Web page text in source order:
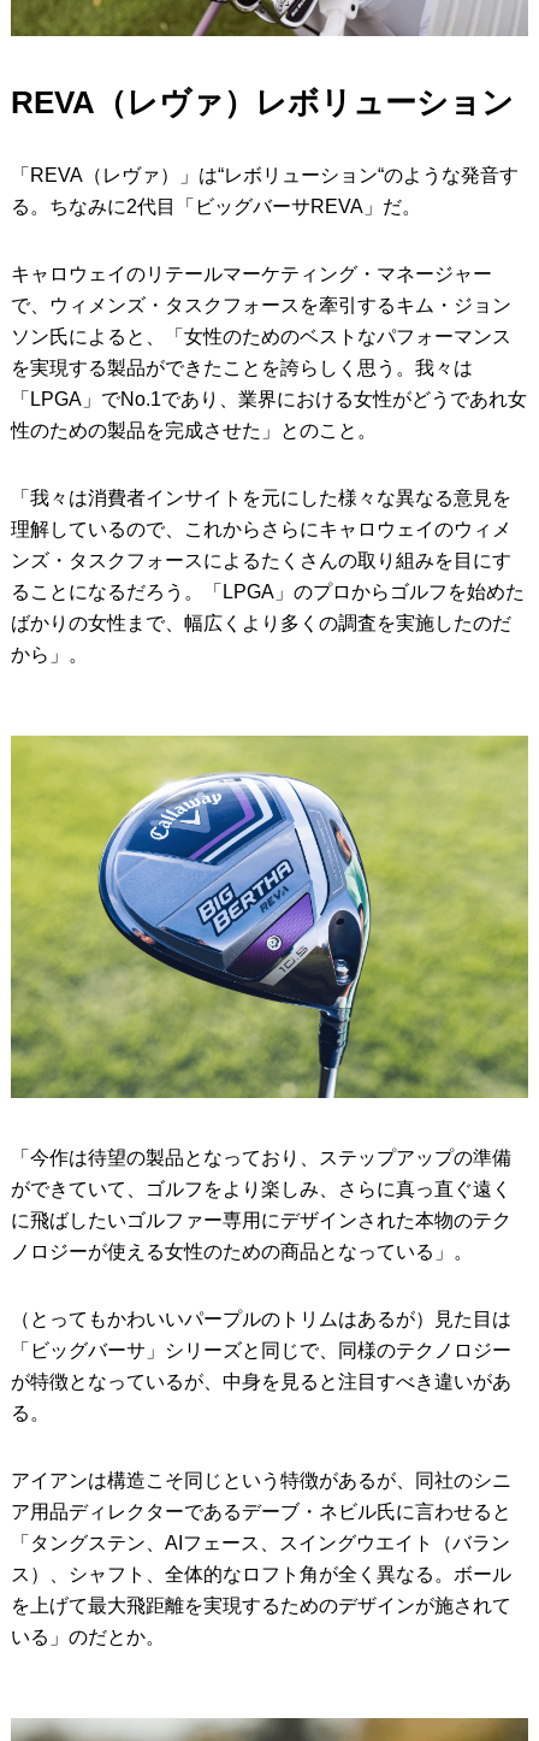
REVA（レヴァ）レボリューション
「REVA（レヴァ）」は“レボリューション“のような発音す
る。ちなみに2代目「ビッグバーサREVA」だ。
キャロウェイのリテールマーケティング・マネージャー
で、ウィメンズ・タスクフォースを牽引するキム・ジョン
ソン氏によると、「女性のためのベストなパフォーマンス
を実現する製品ができたことを誇らしく思う。我々は
「LPGA」でNo.1であり、業界における女性がどうであれ女
性のための製品を完成させた」とのこと。
「我々は消費者インサイトを元にした様々な異なる意見を
理解しているので、これからさらにキャロウェイのウィメ
ンズ・タスクフォースによるたくさんの取り組みを目にす
ることになるだろう。「LPGA」のプロからゴルフを始めた
ばかりの女性まで、幅広くより多くの調査を実施したのだ
から」。
「今作は待望の製品となっており、ステップアップの準備
ができていて、ゴルフをより楽しみ、さらに真っ直ぐ遠く
に飛ばしたいゴルファー専用にデザインされた本物のテク
ノロジーが使える女性のための商品となっている」。
（とってもかわいいパープルのトリムはあるが）見た目は
「ビッグバーサ」シリーズと同じで、同様のテクノロジー
が特徴となっているが、中身を見ると注目すべき違いがあ
る。
アイアンは構造こそ同じという特徴があるが、同社のシニ
ア用品ディレクターであるデーブ・ネビル氏に言わせると
「タングステン、AIフェース、スイングウエイト（バラン
ス）、シャフト、全体的なロフト角が全く異なる。ボール
を上げて最大飛距離を実現するためのデザインが施されて
いる」のだとか。